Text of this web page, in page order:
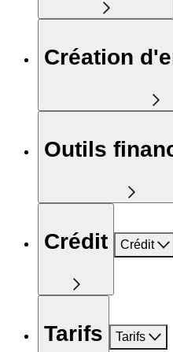
Création
Outils
Crédit Crédit
Tarifs Tarifs